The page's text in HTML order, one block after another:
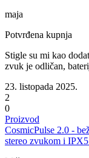
maja
Potvrđena kupnja
Stigle su mi kao
zvuk je odličan,
23. listopada 2025.
2
0
Proizvod
CosmicPulse 2.0 -
stereo zvukom i